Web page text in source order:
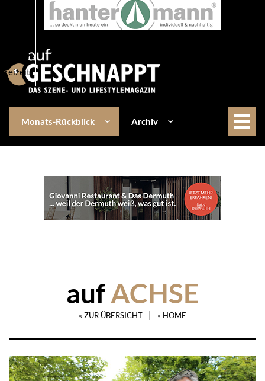
Lifestyle
Freizeit
Monats-Rückblick Archiv
aufACHSE
« ZUR ÜBERSICHT | « HOME